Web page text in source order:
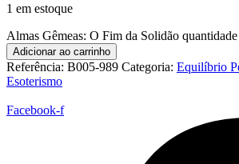
1 em estoque
Almas Gêmeas: O Fim da Solidão quantidade
Adicionar ao carrinho
Referência: B005-989 Categoria: Equilíbrio
Esoterismo
Facebook-f